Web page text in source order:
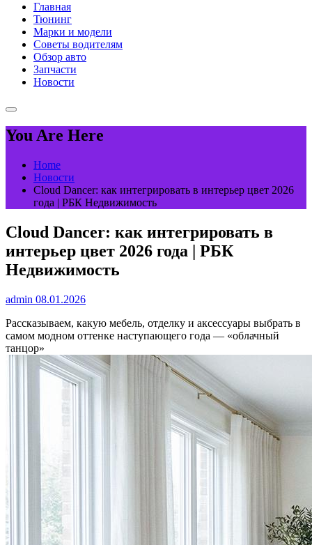
Главная
Тюнинг
Марки и модели
Советы водителям
Обзор авто
Запчасти
Новости
You Are Here
Home
Новости
Cloud Dancer: как интегрировать в интерьер цвет 2026
года | РБК Недвижимость
Cloud Dancer: как интегрировать в
интерьер цвет 2026 года | РБК
Недвижимость
admin 08.01.2026
Рассказываем, какую мебель, отделку и аксессуары выбрать в
самом модном оттенке наступающего года — «облачный
танцор»